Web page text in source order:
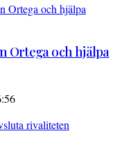
Ortega och hjälpa